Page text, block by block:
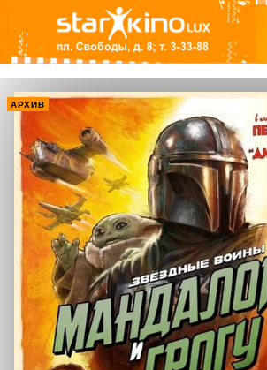
АРХИВ